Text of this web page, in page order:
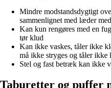
Mindre modstandsdygtigt
sammenlignet med læder
Kan kun rengøres med en
tør klud
Kan ikke vaskes, tåler ikke
må ikke stryges og tåler ikke
Stel og fast betræk kan ikke
Taburetter og puffer